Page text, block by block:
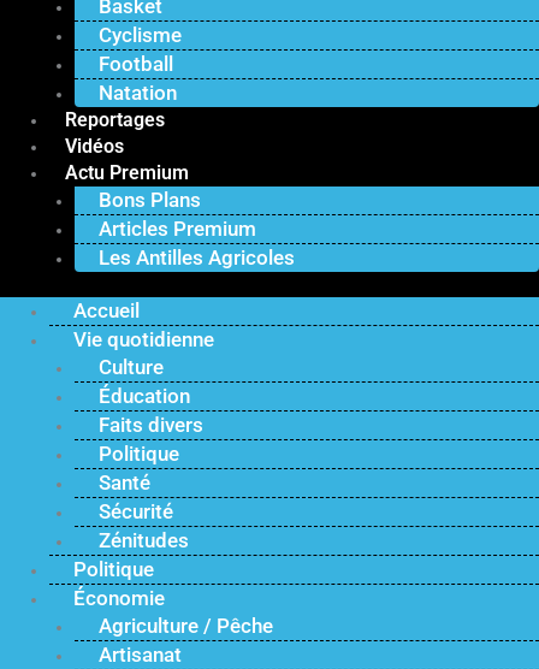
Basket
Cyclisme
Football
Natation
Reportages
Vidéos
Actu Premium
Bons Plans
Articles Premium
Les Antilles Agricoles
Accueil
Vie quotidienne
Culture
Éducation
Faits divers
Politique
Santé
Sécurité
Zénitudes
Politique
Économie
Agriculture / Pêche
Artisanat